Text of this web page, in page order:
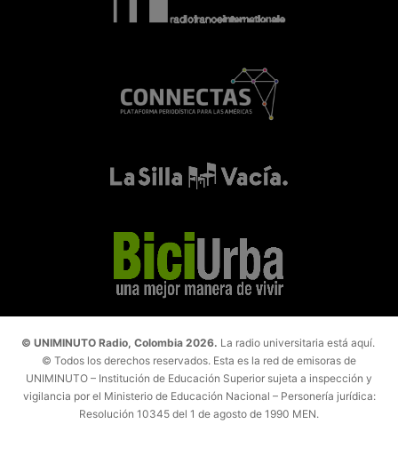
© UNIMINUTO Radio, Colombia 2026. La radio universitaria está aquí.
© Todos los derechos reservados. Esta es la red de emisoras de
UNIMINUTO – Institución de Educación Superior sujeta a inspección y
vigilancia por el Ministerio de Educación Nacional – Personería jurídica:
Resolución 10345 del 1 de agosto de 1990 MEN.